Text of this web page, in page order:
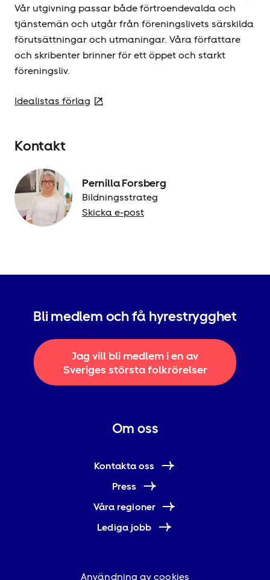
Vår utgivning passar både förtroendevalda och
tjänstemän och utgår från föreningslivets särskilda
förutsättningar och utmaningar. Våra författare
och skribenter brinner för ett öppet och starkt
föreningsliv.
Idealistas förlag
Kontakt
Pernilla Forsberg
Bildningsstrateg
Skicka e-post
Bli medlem och få hyrestrygghet
Jag vill bli medlem i en av
Sveriges största folkrörelser
Om oss
Kontakta oss
Press
Våra regioner
Lediga jobb
Användning av cookies